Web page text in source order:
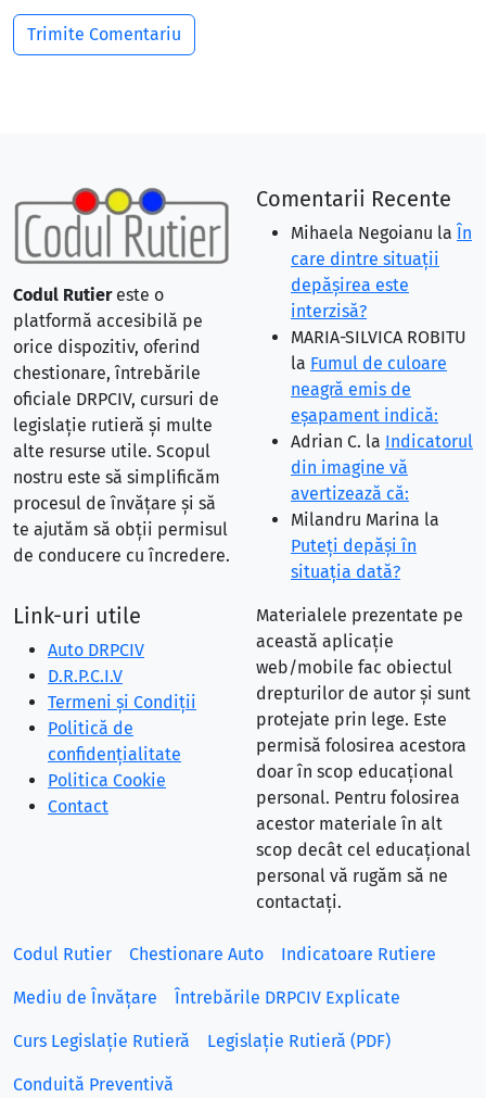
Codul Rutiereste o
platformă accesibilă pe
orice dispozitiv, oferind
chestionare, întrebările
oficiale DRPCIV, cursuri de
legislație rutieră și multe
alte resurse utile. Scopul
nostru este să simplificăm
procesul de învățare și să
te ajutăm să obții permisul
de conducere cu încredere.
Comentarii Recente
Mihaela Negoianu la În
care dintre situaţii
depăşirea este
interzisă?
MARIA-SILVICA ROBITU
la Fumul de culoare
neagră emis de
eşapament indică:
Adrian C. la Indicatorul
din imagine vă
avertizează că:
Milandru Marina la
Puteţi depăşi în
situaţia dată?
Link-uri utile
Auto DRPCIV
D.R.P.C.I.V
Termeni și Condiții
Politică de
confidențialitate
Politica Cookie
Contact
Materialele prezentate pe
această aplicație
web/mobile fac obiectul
drepturilor de autor și sunt
protejate prin lege. Este
permisă folosirea acestora
doar în scop educațional
personal. Pentru folosirea
acestor materiale în alt
scop decât cel educațional
personal vă rugăm să ne
contactați.
Codul Rutier Chestionare Auto Indicatoare Rutiere
Mediu de Învățare Întrebările DRPCIV Explicate
Curs Legislație Rutieră Legislație Rutieră (PDF)
Conduită Preventivă